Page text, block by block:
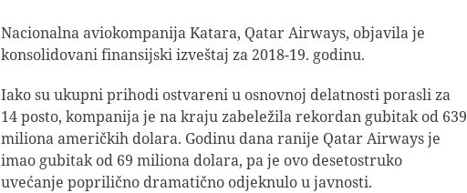
Nacionalna aviokompanija Katara, Qatar Airways, objavila je
konsolidovani finansijski izveštaj za 2018-19. godinu.
Iako su ukupni prihodi ostvareni u osnovnoj delatnosti porasli za
14 posto, kompanija je na kraju zabeležila rekordan gubitak od 639
miliona američkih dolara. Godinu dana ranije Qatar Airways je
imao gubitak od 69 miliona dolara, pa je ovo desetostruko
uvećanje poprilično dramatično odjeknulo u javnosti.